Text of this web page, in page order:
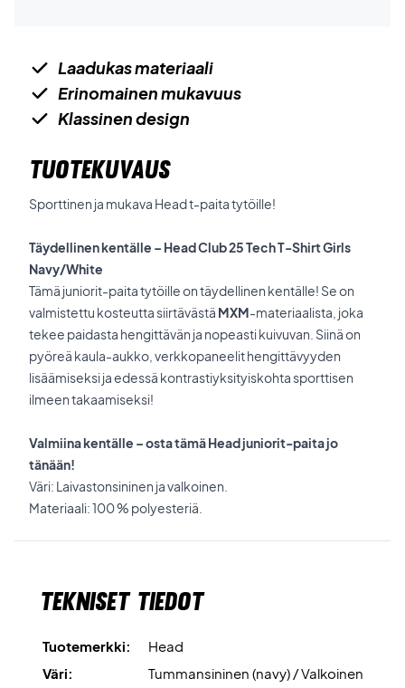
Laadukas materiaali
Erinomainen mukavuus
Klassinen design
TUOTEKUVAUS
Sporttinen ja mukava Head t-paita tytöille!
Täydellinen kentälle – Head Club 25 Tech T-Shirt Girls
Navy/White
Tämä juniorit-paita tytöille on täydellinen kentälle! Se on
valmistettu kosteutta siirtävästä MXM-materiaalista, joka
tekee paidasta hengittävän ja nopeasti kuivuvan. Siinä on
pyöreä kaula-aukko, verkkopaneelit hengittävyyden
lisäämiseksi ja edessä kontrastiyksityiskohta sporttisen
ilmeen takaamiseksi!
Valmiina kentälle – osta tämä Head juniorit-paita jo
tänään!
Väri: Laivastonsininen ja valkoinen.
Materiaali: 100 % polyesteriä.
Tekniset tiedot
Tuotemerkki:
Head
Väri:
Tummansininen (navy) / Valkoinen